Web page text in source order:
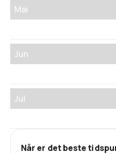
Mai
Jun
Jul
Når er det beste